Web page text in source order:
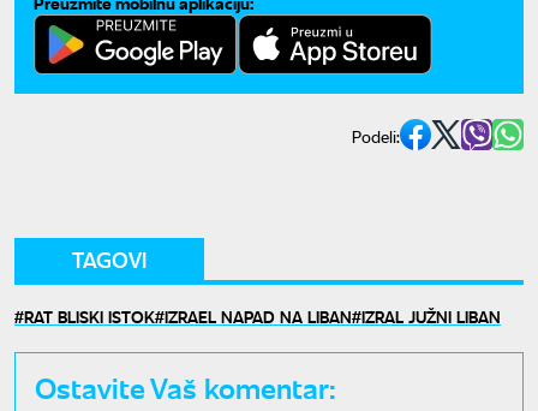
Podeli:
TAGOVI
RAT BLISKI ISTOK IZRAEL NAPAD NA LIBAN IZRAL JUŽNI LIBAN
Ostavite Vaš komentar: